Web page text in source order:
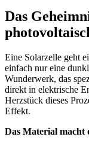
Das
Eine Solarzelle geht
einfach nur eine
Wunderwerk, das
direkt in elektrische
Herzstück dieses
Effekt.
Das Material macht